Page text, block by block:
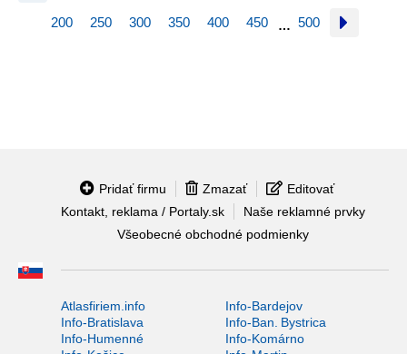
200 250 300 350 400 450 … 500
Pridať firmu Zmazať
Editovať
Kontakt, reklama / Portaly.sk
Naše reklamné prvky
Všeobecné obchodné podmienky
Atlasfiriem.info
Info-Bardejov
Info-Bratislava
Info-Ban. Bystrica
Info-Humenné
Info-Komárno